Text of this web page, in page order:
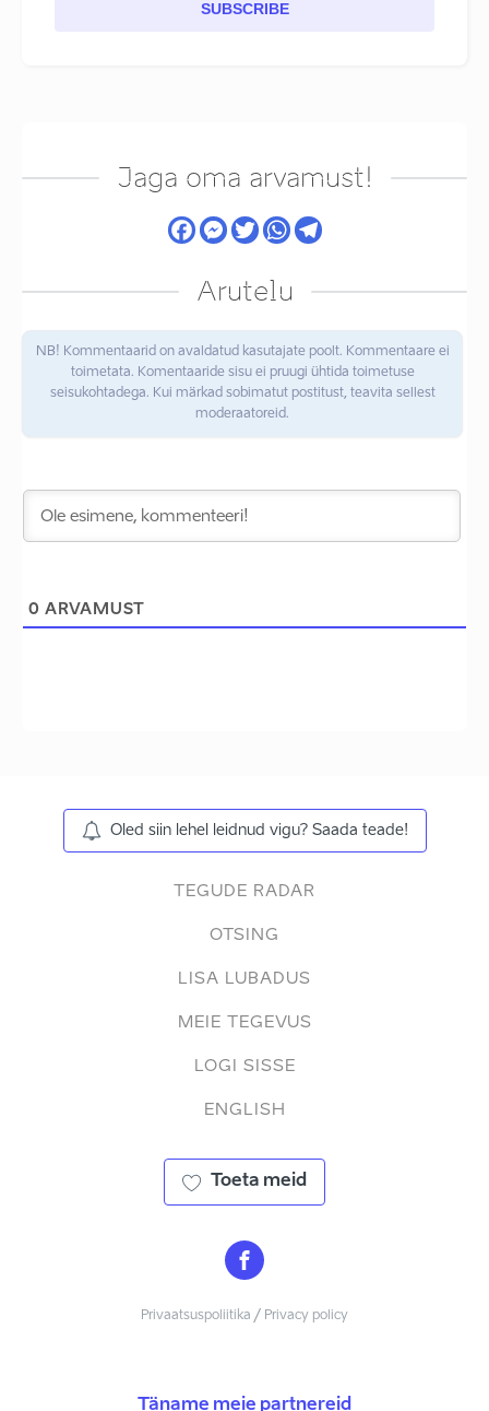
SUBSCRIBE
Jaga oma arvamust!
Arutelu
NB! Kommentaarid on avaldatud kasutajate poolt. Kommentaare ei
toimetata. Komentaaride sisu ei pruugi ühtida toimetuse
seisukohtadega. Kui märkad sobimatut postitust, teavita sellest
moderaatoreid.
0 ARVAMUST
Oled siin lehel leidnud vigu? Saada teade!
TEGUDE RADAR
OTSING
LISA LUBADUS
MEIE TEGEVUS
LOGI SISSE
ENGLISH
Toeta meid
Privaatsuspoliitika / Privacy policy
Täname meie partnereid